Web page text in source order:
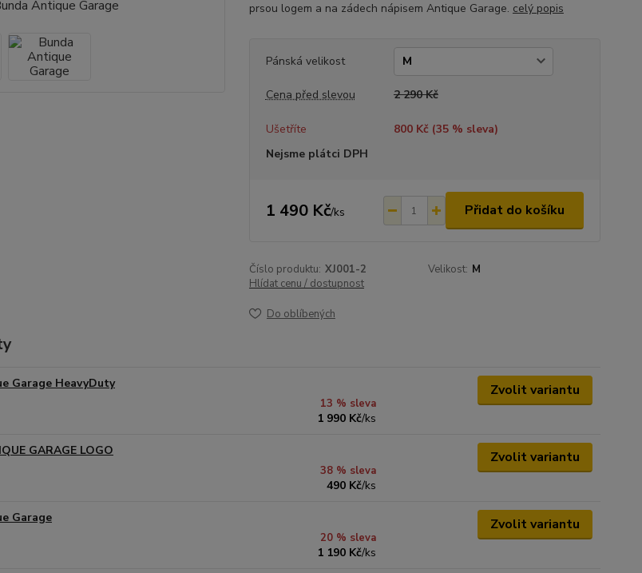
prsou logem a na zádech nápisem Antique Garage. celý popis
Pánská velikost
Cena před slevou 2 290 Kč
Ušetříte 800 Kč (35% sleva)
Nejsme plátci DPH
1 490 Kč/ks Přidat do košíku
Číslo produktu: XJ001-2 Velikost: M
Hlídat cenu / dostupnost
Do oblíbených
Garage HeavyDuty
13 % sleva
1 990 Kč/ks
Zvolit variantu
GARAGE LOGO
38 % sleva
490 Kč/ks
Zvolit variantu
Garage
20 % sleva
1 190 Kč/ks
Zvolit variantu